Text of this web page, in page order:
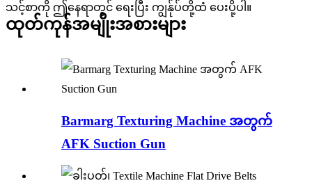
သင့်စာကို ဤနေရာတွင် ရေးပြီး ကျွန်ုပ်တို့ထံ ပေးပို့ပါ။
ထုတ်ကုန်အမျိုးအစားများ
Barmarg Texturing Machine အတွက်
AFK Suction Gun